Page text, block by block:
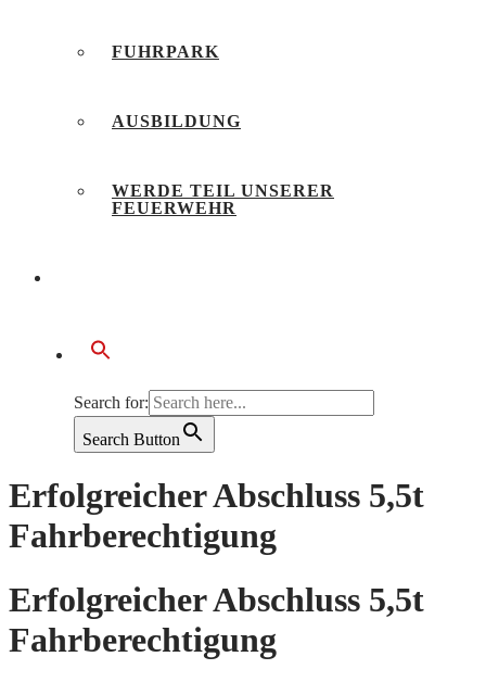
FUHRPARK
AUSBILDUNG
WERDE TEIL UNSERER
FEUERWEHR
Search for:
Search Button
Erfolgreicher Abschluss 5,5t
Fahrberechtigung
Erfolgreicher Abschluss 5,5t
Fahrberechtigung